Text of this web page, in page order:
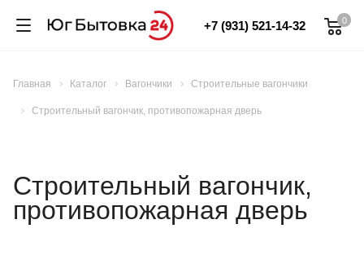
0
+7 (931) 521-14-32
Главная Каталог Вагончики Строительные вагончики
Строительный вагончик, противопожарная дверь
Строительный вагончик,
противопожарная дверь